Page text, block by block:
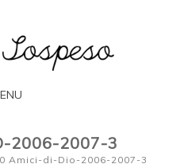
2006-2007-3
Amici-di-Dio-2006-2007-3